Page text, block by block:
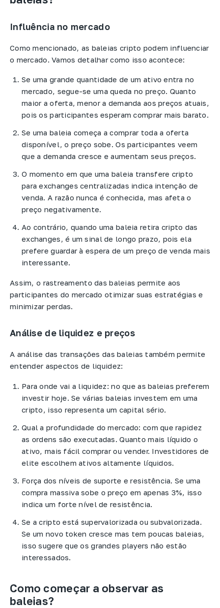
Influência no mercado
Como mencionado, as baleias cripto podem influenciar
o mercado. Vamos detalhar como isso acontece:
Se uma grande quantidade de um ativo entra no
mercado, segue-se uma queda no preço. Quanto
maior a oferta, menor a demanda aos preços atuais,
pois os participantes esperam comprar mais barato.
Se uma baleia começa a comprar toda a oferta
disponível, o preço sobe. Os participantes veem
que a demanda cresce e aumentam seus preços.
O momento em que uma baleia transfere cripto
para exchanges centralizadas indica intenção de
venda. A razão nunca é conhecida, mas afeta o
preço negativamente.
Ao contrário, quando uma baleia retira cripto das
exchanges, é um sinal de longo prazo, pois ela
prefere guardar à espera de um preço de venda mais
interessante.
Assim, o rastreamento das baleias permite aos
participantes do mercado otimizar suas estratégias e
minimizar perdas.
Análise de liquidez e preços
A análise das transações das baleias também permite
entender aspectos de liquidez:
Para onde vai a liquidez: no que as baleias preferem
investir hoje. Se várias baleias investem em uma
cripto, isso representa um capital sério.
Qual a profundidade do mercado: com que rapidez
as ordens são executadas. Quanto mais líquido o
ativo, mais fácil comprar ou vender. Investidores de
elite escolhem ativos altamente líquidos.
Força dos níveis de suporte e resistência. Se uma
compra massiva sobe o preço em apenas 3%, isso
indica um forte nível de resistência.
Se a cripto está supervalorizada ou subvalorizada.
Se um novo token cresce mas tem poucas baleias,
isso sugere que os grandes players não estão
interessados.
Como começar a observar as
baleias?